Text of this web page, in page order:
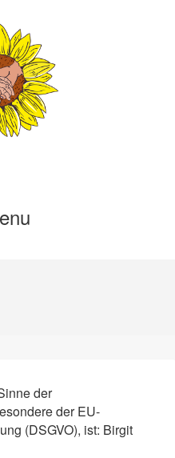
der
der EU-
(DSGVO), ist: Birgit